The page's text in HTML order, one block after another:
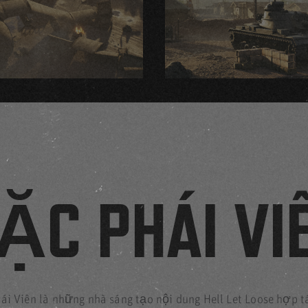
PHÁI
Viên là những nhà sáng tạo nội dung Hell Let Loose hợp